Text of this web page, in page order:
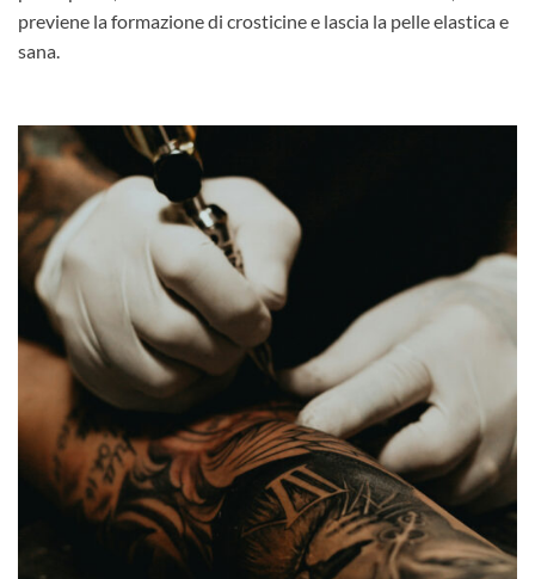
previene la formazione di crosticine e lascia la pelle elastica e
sana.